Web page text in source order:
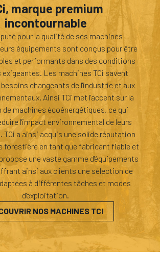
marque premium
incontournable
pour la qualité de ses machines
équipements sont conçus pour être
et performants dans des conditions
Les machines TCi savent
changeants de l'industrie et aux
Ainsi TCi met l'accent sur la
machines écoénergétiques, ce qui
l'impact environnemental de leurs
TCi a ainsi acquis une solide réputation
forestière en tant que fabricant fiable et
une vaste gamme d'équipements
ainsi aux clients une sélection de
à différentes tâches et modes
d'exploitation.
NOS MACHINES TCI